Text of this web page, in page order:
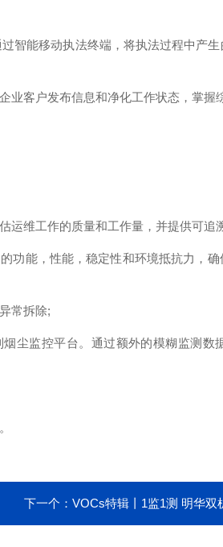
能移动执法终端，将执法过程中产生
客户发布信息和净化工作状态，掌握
维工作的质量和工作量，并提供可追
能，性能，稳定性和环境抵抗力，
常拆除;
监控平台。通过额外的模糊监测数
下一个：VOCs特辑丨1监1测 明华